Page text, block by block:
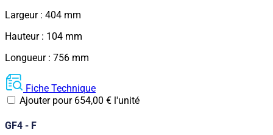
Largeur : 404 mm
Hauteur : 104 mm
Longueur : 756 mm
Fiche Technique
Ajouter pour 654,00 € l'unité
GF4 - F